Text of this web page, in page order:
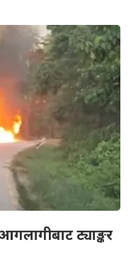
आगलागीबाट ट्याङ्कर